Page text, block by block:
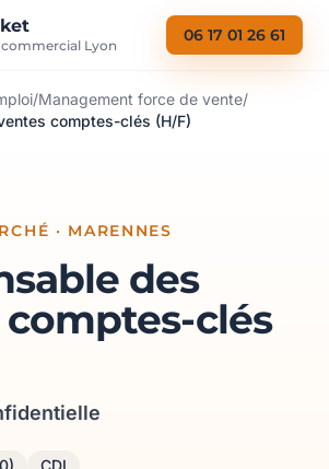
Lyon
06 17 01 26 61
/Management force de vente/
comptes-clés (H/F)
· MARENNES
des
clés
CDI